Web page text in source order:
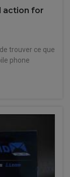
action for
trouver ce que
phone